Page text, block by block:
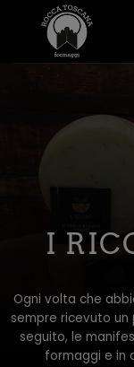
contenuti
I
Ogni volta che
sempre ricevuto un
seguito, le
formaggi e in